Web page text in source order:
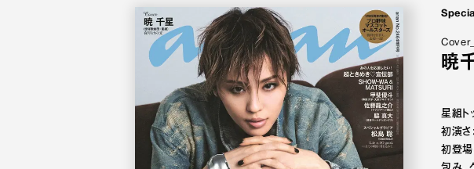
Cover_
暁
星組ト
初演さ
初登場